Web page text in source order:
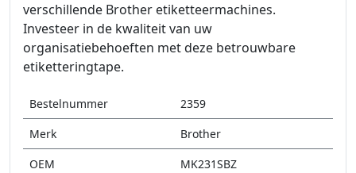
verschillende Brother etiketteermachines.
Investeer in de kwaliteit van uw
organisatiebehoeften met deze betrouwbare
etiketteringtape.
Bestelnummer
2359
Merk
Brother
OEM
MK231SBZ